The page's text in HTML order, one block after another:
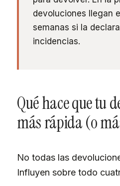
devoluciones llegan
semanas si la
incidencias.
Qué hace que tu
más rápida (o
No todas las
Influyen sobre todo